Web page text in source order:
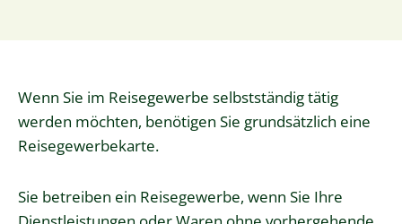
Wenn Sie im Reisegewerbe selbstständig tätig
werden möchten, benötigen Sie grundsätzlich eine
Reisegewerbekarte.
Sie betreiben ein Reisegewerbe, wenn Sie Ihre